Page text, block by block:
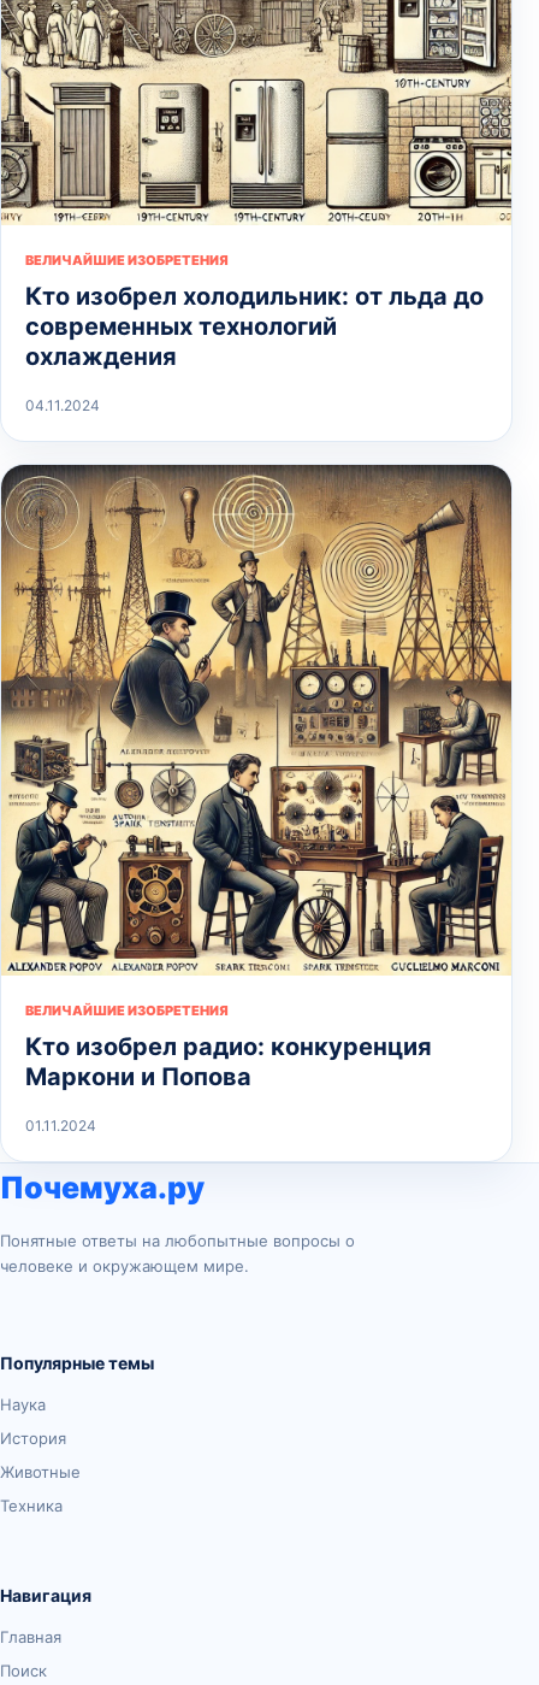
ВЕЛИЧАЙШИЕ ИЗОБРЕТЕНИЯ
Кто изобрел холодильник: от льда до
современных технологий
охлаждения
04.11.2024
ВЕЛИЧАЙШИЕ ИЗОБРЕТЕНИЯ
Кто изобрел радио: конкуренция
Маркони и Попова
01.11.2024
Почемуха.ру
Понятные ответы на любопытные вопросы о
человеке и окружающем мире.
Популярные темы
Наука
История
Животные
Техника
Навигация
Главная
Поиск